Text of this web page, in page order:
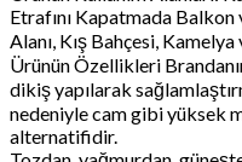
Etrafını Kapatmada
Alanı, Kış Bahçesi,
Ürünün Özellikleri
dikiş yapılarak
nedeniyle cam gibi yüksek
alternatifidir.